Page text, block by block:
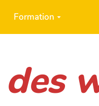
Formation